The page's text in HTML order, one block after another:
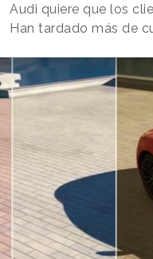
Audi quiere que los
Han tardado más de